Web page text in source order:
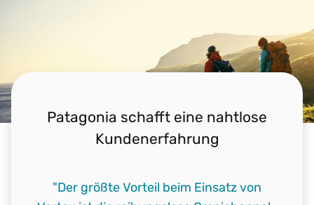
Patagonia schafft eine nahtlose
Kundenerfahrung
"Der größte Vorteil beim Einsatz von
"Wir verzeichnen auf unserer Website 100